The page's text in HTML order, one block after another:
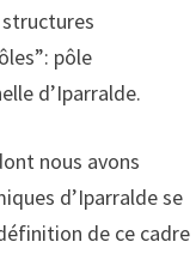
structures
pôle
d’Iparralde.
nous avons
d’Iparralde se
de ce cadre